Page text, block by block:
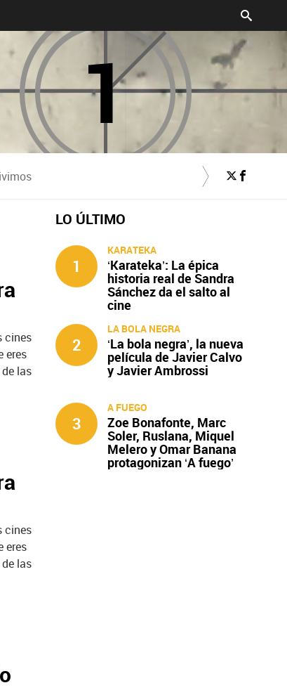
cines
eres
las
cines
eres
las
LO ÚLTIMO
1
KARATEKA
‘Karateka’: La épica
historia real de Sandra
Sánchez da el salto al
cine
2
LA BOLA NEGRA
‘La bola negra’, la nueva
película de Javier Calvo
y Javier Ambrossi
3
A FUEGO
Zoe Bonafonte, Marc
Soler, Ruslana, Miquel
Melero y Omar Banana
protagonizan ‘A fuego’